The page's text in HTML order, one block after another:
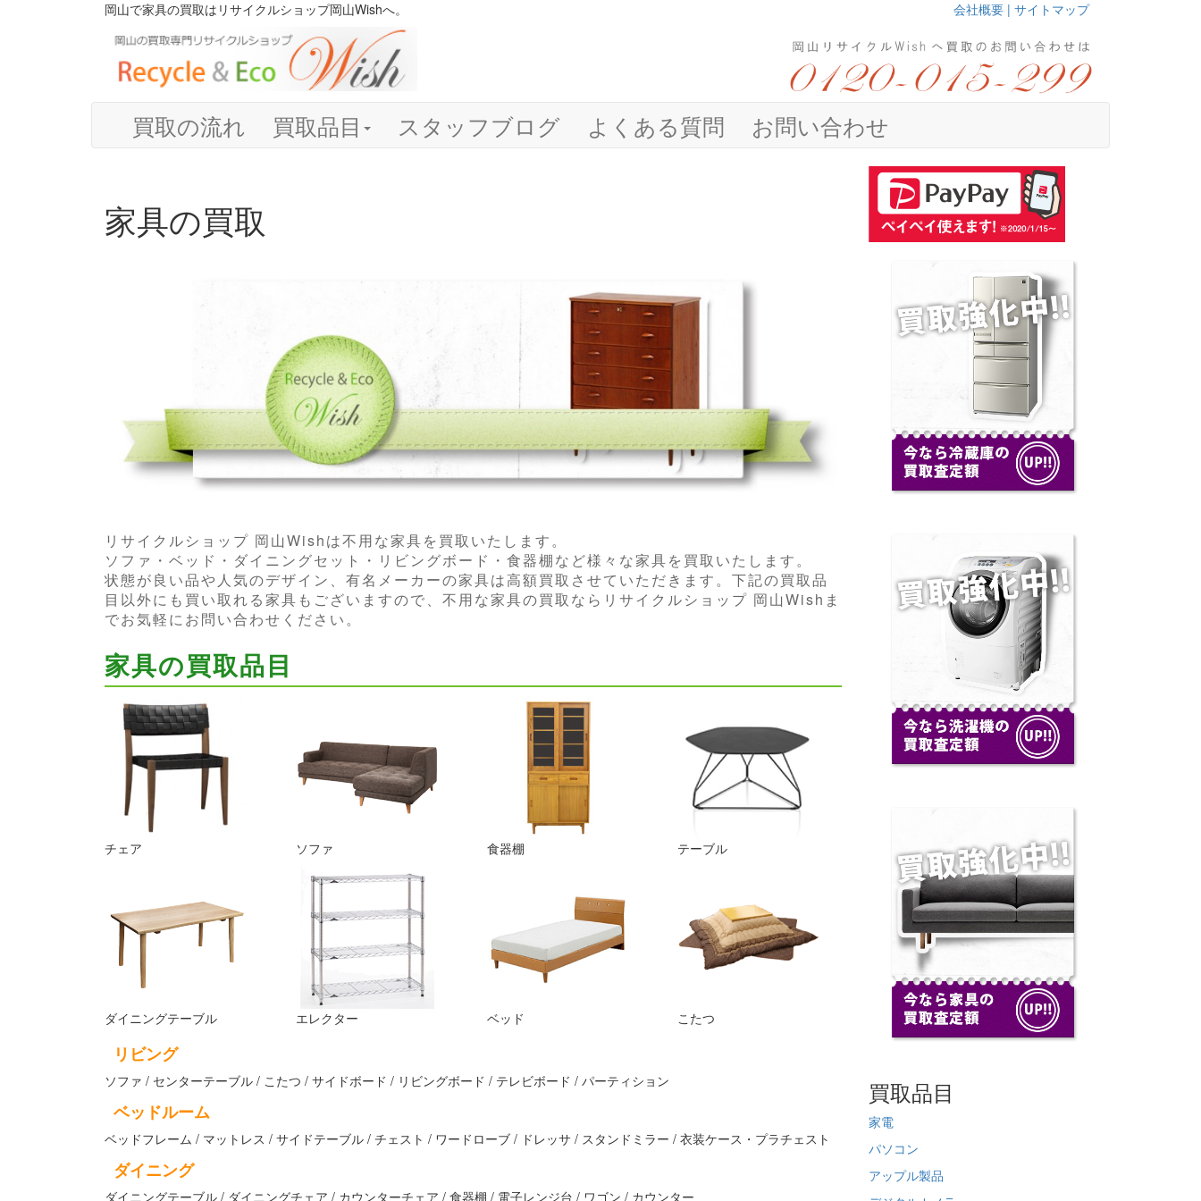
岡山で家具の買取はリサイクルショップ岡山Wishへ。 会社概要 | サイトマップ
買取の流れ 買取品目 スタッフブログ よくある質問 お問い合わせ
家具の買取
リサイクルショップ 岡山Wishは不用な家具を買取いたします。
ソファ・ベッド・ダイニングセット・リビングボード・食器棚など様々な家具を買取いたします。
状態が良い品や人気のデザイン、有名メーカーの家具は高額買取させていただきます。下記の買取品
目以外にも買い取れる家具もございますので、不用な家具の買取ならリサイクルショップ 岡山Wishま
でお気軽にお問い合わせください。
家具の買取品目
チェア ソファ 食器棚 テーブル
ダイニングテーブル エレクター ベッド こたつ
リビング
ソファ / センターテーブル / こたつ / サイドボード / リビングボード / テレビボード / パーティション
ベッドルーム
ベッドフレーム / マットレス / サイドテーブル / チェスト / ワードローブ / ドレッサ / スタンドミラー / 衣装ケース・プラチェスト
ダイニング
ダイニングテーブル / ダイニングチェア / カウンターチェア / 食器棚 / 電子レンジ台 / ワゴン / カウンター
買取品目
家電
パソコン
アップル製品